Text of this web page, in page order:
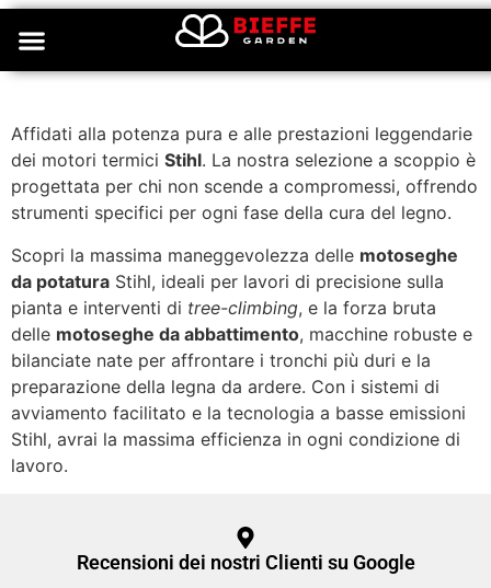
Motoseghe a motore
Affidati alla potenza pura e alle prestazioni leggendarie
dei motori termici Stihl. La nostra selezione a scoppio è
progettata per chi non scende a compromessi, offrendo
strumenti specifici per ogni fase della cura del legno.
Scopri la massima maneggevolezza delle motoseghe
da potatura Stihl, ideali per lavori di precisione sulla
pianta e interventi di tree-climbing, e la forza bruta
delle motoseghe da abbattimento, macchine robuste e
bilanciate nate per affrontare i tronchi più duri e la
preparazione della legna da ardere. Con i sistemi di
avviamento facilitato e la tecnologia a basse emissioni
Stihl, avrai la massima efficienza in ogni condizione di
lavoro.
Recensioni dei nostri Clienti su Google